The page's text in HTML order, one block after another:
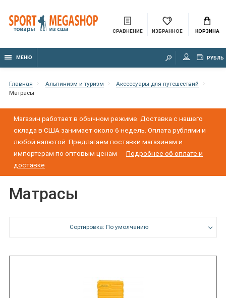
СРАВНЕНИЕ ИЗБРАННОЕ КОРЗИНА
МЕНЮ РУБЛЬ
Главная Альпинизм и туризм
Аксессуары для путешествий
Матрасы
Магазин работает в обычном режиме. Доставка с нашего
склада в США занимает около 6 недель. Оплата рублями и
любой валютой. Предлагаем поставки магазинам и
импортерам по оптовым ценам
Подробнее об оплате и
доставке
Матрасы
Сортировка: По умолчанию